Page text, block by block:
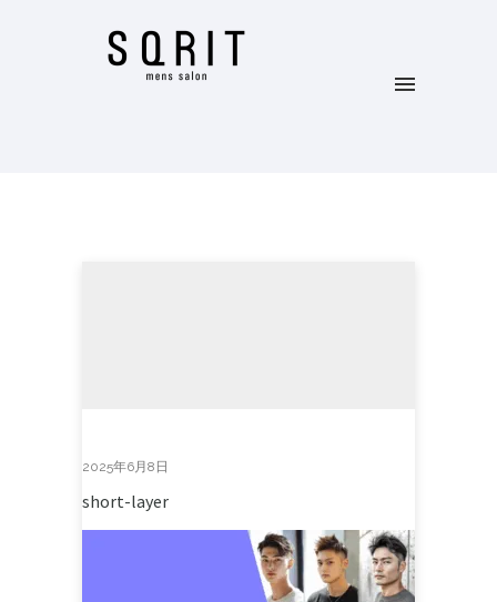
2025年6月8日
short-layer